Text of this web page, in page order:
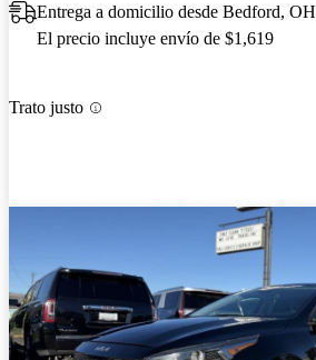
Entrega a domicilio desde Bedford, OH
El precio incluye envío de $1,619
Trato justo